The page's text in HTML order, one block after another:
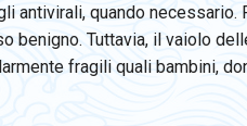
quando necessario.
benigno. Tuttavia, il vaiolo
fragili quali bambini,